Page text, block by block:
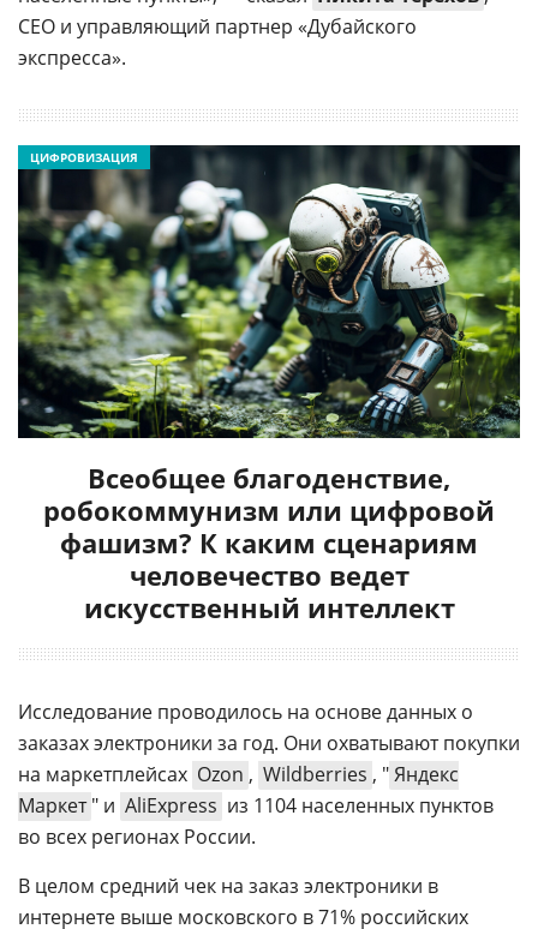
CEO и управляющий партнер «Дубайского
экспресса».
Всеобщее благоденствие,
робокоммунизм или цифровой
фашизм? К каким сценариям
человечество ведет
искусственный интеллект
ЦИФРОВИЗАЦИЯ
Исследование проводилось на основе данных о
заказах электроники за год. Они охватывают покупки
на маркетплейсах Ozon , Wildberries , "Яндекс
Маркет " и AliExpress из 1104 населенных пунктов
во всех регионах России.
В целом средний чек на заказ электроники в
интернете выше московского в 71% российских